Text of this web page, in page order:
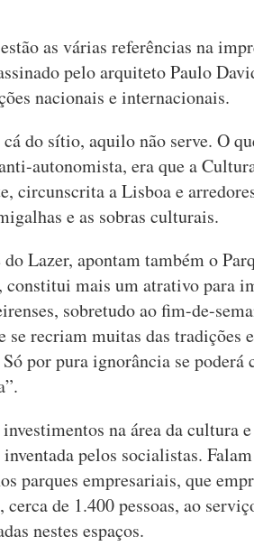
as várias referências na
pelo arquiteto Paulo
nacionais e internacionais.
do sítio, aquilo não serve. O
autonomista, era que a
circunscrita a Lisboa e
e as sobras culturais.
Lazer, apontam também o
mais um atrativo para
sobretudo ao fim-de-
se recriam muitas das tradições
por pura ignorância se poderá
na área da cultura
pelos socialistas.
parques empresariais, que
de 1.400 pessoas, ao
nestes espaços.